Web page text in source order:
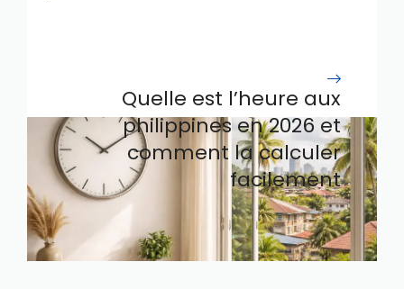
Quelle est l’heure aux
philippines en 2026 et
comment la calculer
facilement